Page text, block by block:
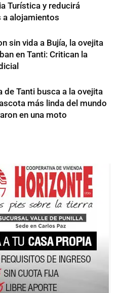
Turística y reducirá
a alojamientos
sin vida a Bujía, la ovejita
en Tanti: Critican la
de Tanti busca a la ovejita
más linda del mundo
en una moto